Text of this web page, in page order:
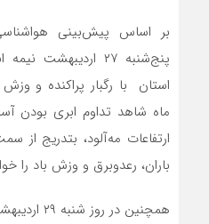
بر اساس پیش‌بینی
پنج‌شنبه ۲۷
ماه شاهد تداوم ابری بودن
ارتفاعات مه‌آلود، بتدریج از
باران، رعدوبرق و وزش باد را
همچنین در